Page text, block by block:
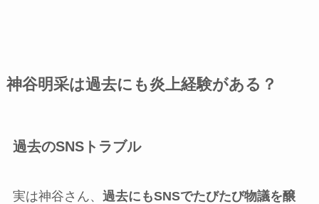
神谷明采は過去にも炎上経験がある？
過去のSNSトラブル
実は神谷さん、 過去にもSNSでたびたび物議を醸